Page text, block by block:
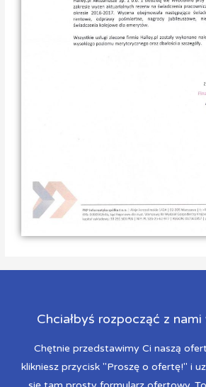
Chciałbyś rozpocząć z nami
Chętnie przedstawimy Ci naszą
klikniesz przycisk "Proszę o ofertę!" i